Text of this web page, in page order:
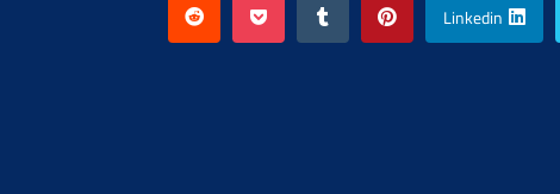
Linkedin